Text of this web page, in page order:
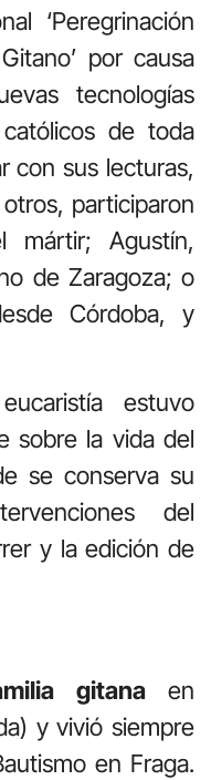
‘Peregrinación
por causa
tecnologías
de toda
con sus lecturas,
participaron
mártir; Agustín,
de Zaragoza; o
Córdoba, y
estuvo
sobre la vida del
se conserva su
del
y la edición de
gitanaen
y vivió siempre
en Fraga.